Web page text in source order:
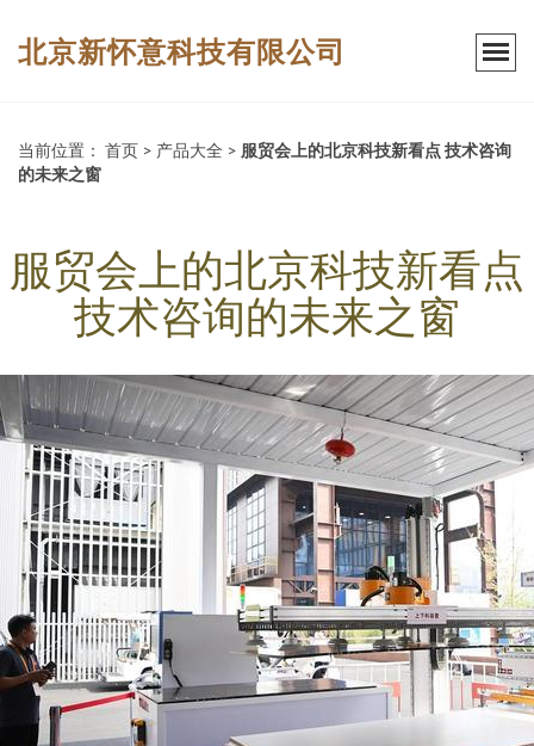
北京新怀意科技有限公司
当前位置： 首页 > 产品大全 > 服贸会上的北京科技新看点 技术咨询
的未来之窗
服贸会上的北京科技新看点
技术咨询的未来之窗